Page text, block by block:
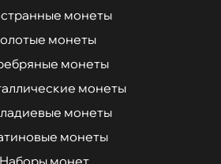
монеты
монеты
монеты
монеты
монеты
монеты